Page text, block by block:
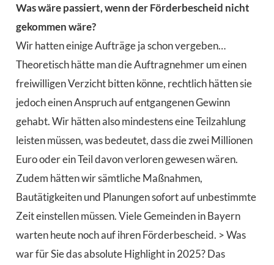
Was wäre passiert, wenn der Förderbescheid nicht
gekommen wäre?
Wir hatten einige Aufträge ja schon vergeben…
Theoretisch hätte man die Auftragnehmer um einen
freiwilligen Verzicht bitten könne, rechtlich hätten sie
jedoch einen Anspruch auf entgangenen Gewinn
gehabt. Wir hätten also mindestens eine Teilzahlung
leisten müssen, was bedeutet, dass die zwei Millionen
Euro oder ein Teil davon verloren gewesen wären.
Zudem hätten wir sämtliche Maßnahmen,
Bautätigkeiten und Planungen sofort auf unbestimmte
Zeit einstellen müssen. Viele Gemeinden in Bayern
warten heute noch auf ihren Förderbescheid. > Was
war für Sie das absolute Highlight in 2025? Das